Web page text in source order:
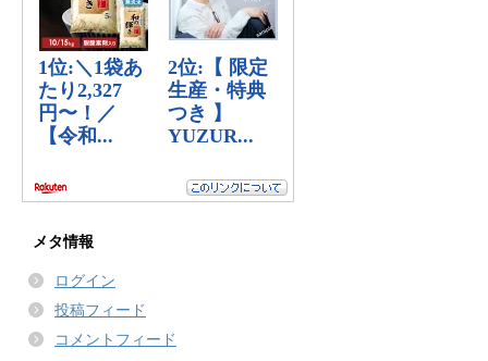
メタ情報
ログイン
投稿フィード
コメントフィード